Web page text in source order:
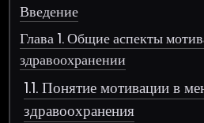
Введение
Глава 1. Общие аспекты
здравоохранении
1.1. Понятие мотивации в
здравоохранения